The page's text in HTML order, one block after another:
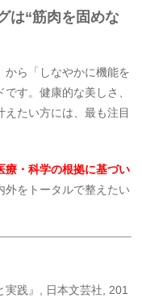
は“筋肉を固めな
から「しなやかに機能を
す。健康的な美しさ、
たい方には、最も注目
療・科学の根拠に基づい
外をトータルで整えたい
実践』, 日本文芸社, 201